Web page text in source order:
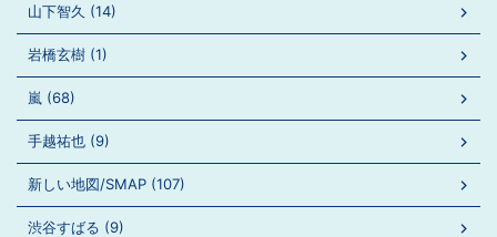
山下智久 (14)
岩橋玄樹 (1)
嵐 (68)
手越祐也 (9)
新しい地図/SMAP (107)
渋谷すばる (9)